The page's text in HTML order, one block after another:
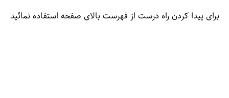
برای پیدا کردن راه درست از فهرست بالای صفحه استفاده نمائید